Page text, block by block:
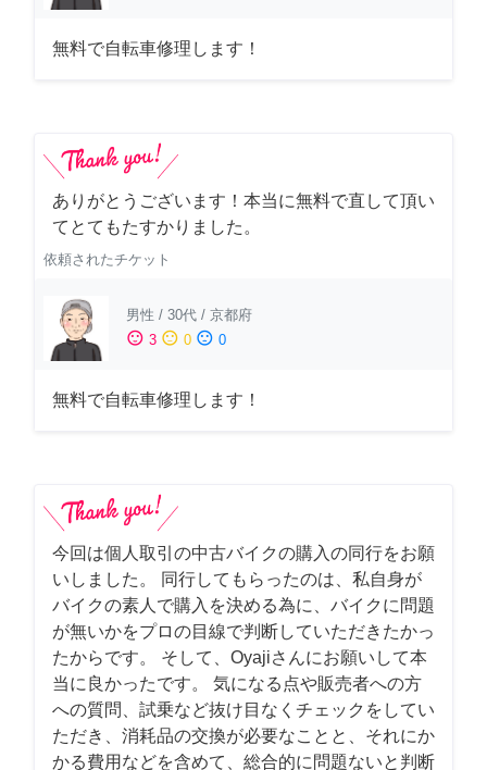
無料で自転車修理します！
ありがとうございます！本当に無料で直して頂い
てとてもたすかりました。
依頼されたチケット
男性 / 30代 / 京都府
sentiment_satisfied 3 sentiment_neutral 0 sentiment_dissatisfied 0
無料で自転車修理します！
今回は個人取引の中古バイクの購入の同行をお願
いしました。 同行してもらったのは、私自身が
バイクの素人で購入を決める為に、バイクに問題
が無いかをプロの目線で判断していただきたかっ
たからです。 そして、Oyajiさんにお願いして本
当に良かったです。 気になる点や販売者への方
への質問、試乗など抜け目なくチェックをしてい
ただき、消耗品の交換が必要なことと、それにか
かる費用などを含めて、総合的に問題ないと判断